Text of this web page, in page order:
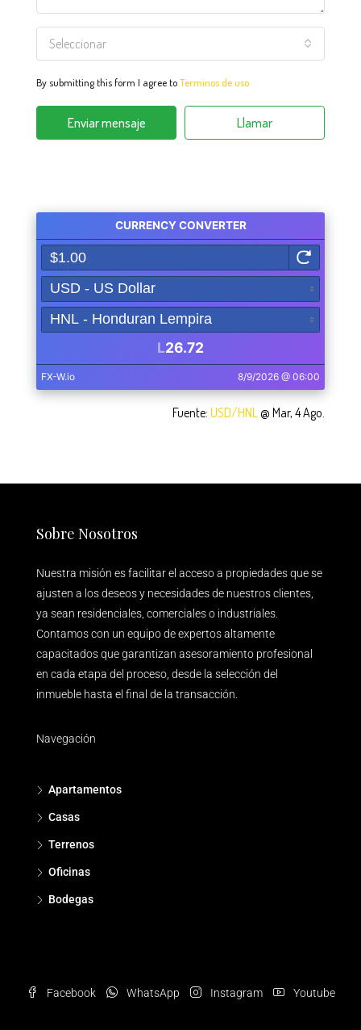
Seleccionar
By submitting this form I agree toTerminos de uso
Enviar mensaje Llamar
Fuente: USD/HNL @ Mar, 4 Ago.
Sobre Nosotros
Nuestra misión es facilitar el acceso a propiedades que se
ajusten a los deseos y necesidades de nuestros clientes,
ya sean residenciales, comerciales o industriales.
Contamos con un equipo de expertos altamente
capacitados que garantizan asesoramiento profesional
en cada etapa del proceso, desde la selección del
inmueble hasta el final de la transacción.
Navegación
Apartamentos
Casas
Terrenos
Oficinas
Bodegas
Facebook WhatsApp Instagram Youtube